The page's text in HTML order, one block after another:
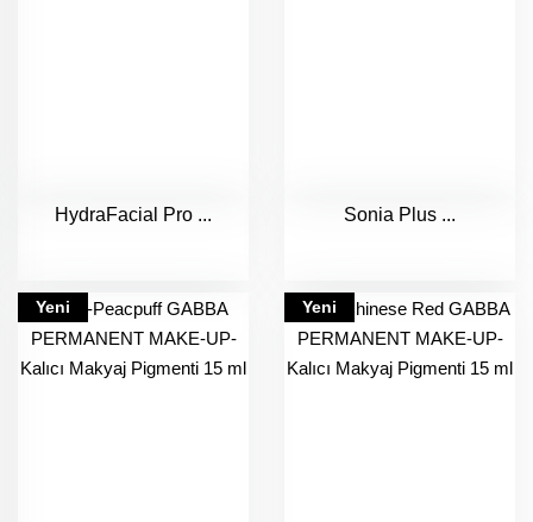
HydraFacial Pro ... Sonia Plus ...
Yeni Yeni